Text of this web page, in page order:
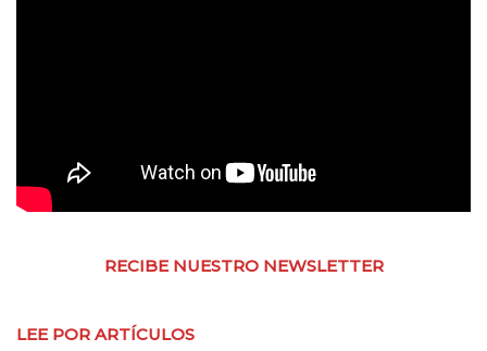
RECIBE NUESTRO NEWSLETTER
LEE POR ARTÍCULOS